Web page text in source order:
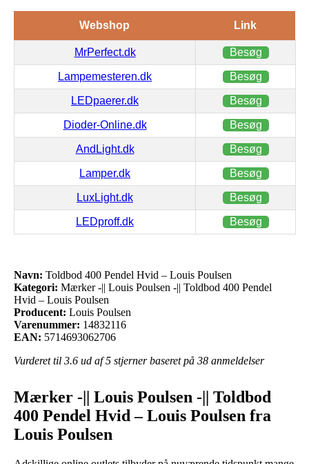
Webshop Link
MrPerfect.dk Besøg
Lampemesteren.dk Besøg
LEDpaerer.dk Besøg
Dioder-Online.dk Besøg
AndLight.dk Besøg
Lamper.dk Besøg
LuxLight.dk Besøg
LEDproff.dk Besøg
Navn: Toldbod 400 Pendel Hvid – Louis Poulsen
Kategori: Mærker -|| Louis Poulsen -|| Toldbod 400 Pendel
Hvid – Louis Poulsen
Producent: Louis Poulsen
Varenummer: 14832116
EAN: 5714693062706
Vurderet til 3.6 ud af 5 stjerner baseret på 38 anmeldelser
Mærker -|| Louis Poulsen -|| Toldbod
400 Pendel Hvid – Louis Poulsen fra
Louis Poulsen